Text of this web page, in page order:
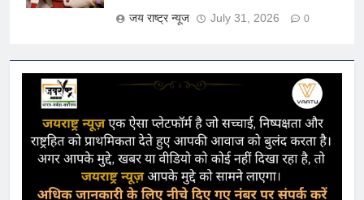
जय राष्ट्र न्यूज July 31, 2026 0